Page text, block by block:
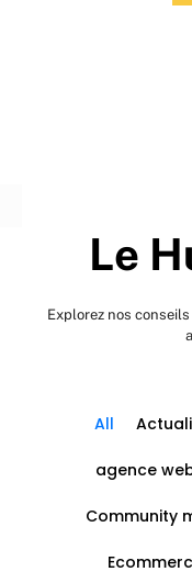
Le
Explorez nos
All
agence
Community